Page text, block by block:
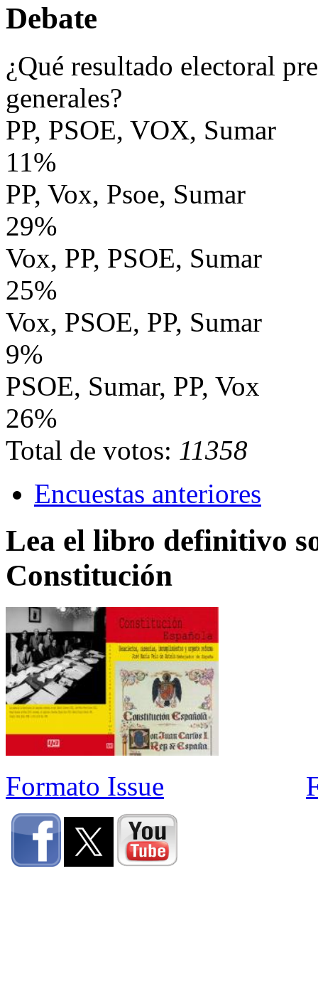
Debate
¿Qué resultado electoral
generales?
PP, PSOE, VOX, Sumar
11%
PP, Vox, Psoe, Sumar
29%
Vox, PP, PSOE, Sumar
25%
Vox, PSOE, PP, Sumar
9%
PSOE, Sumar, PP, Vox
26%
Total de votos: 11358
Encuestas anteriores
Lea el libro definitivo
Constitución
Formato Issue